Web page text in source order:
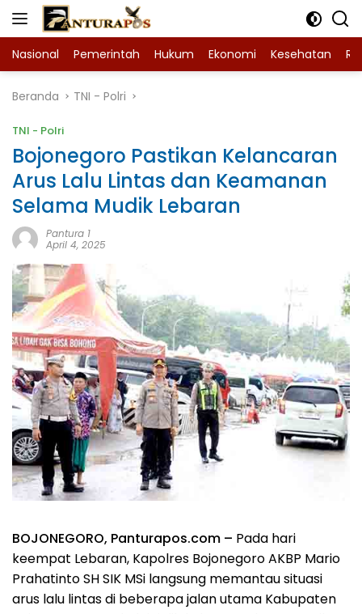
Langsung
Nasional Pemerintah Hukum Ekonomi Kesehatan
Beranda TNI - Polri
TNI - Polri
Bojonegoro Pastikan Kelancaran
Arus Lalu Lintas dan Keamanan
Selama Mudik Lebaran
Pantura 1
April 4, 2025
BOJONEGORO, Panturapos.com – Pada hari
keempat Lebaran, Kapolres Bojonegoro AKBP Mario
Prahatinto SH SIK MSi langsung memantau situasi
arus lalu lintas di beberapa jalan utama Kabupaten